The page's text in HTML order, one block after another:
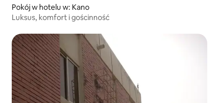
Pokój w hotelu w: Kano
Luksus, komfort i gościnność